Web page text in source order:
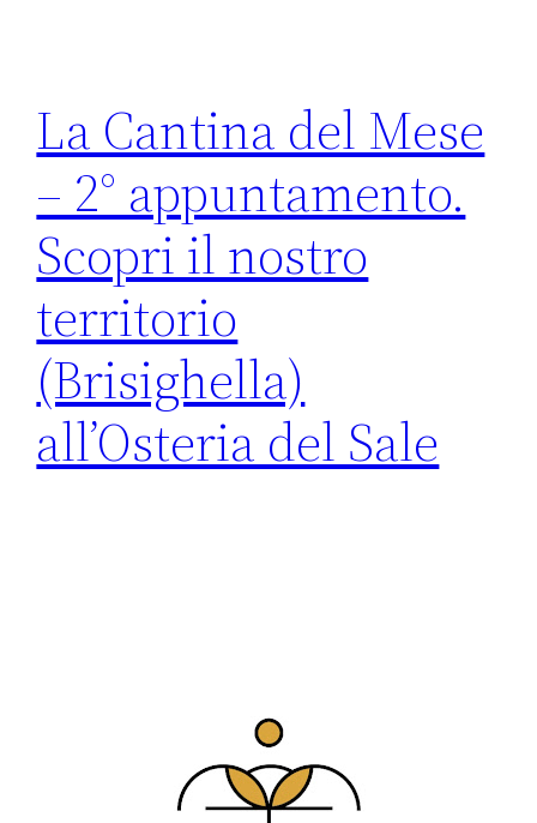
La Cantina del Mese
– 2° appuntamento.
Scopri il nostro
territorio
(Brisighella)
all’Osteria del Sale